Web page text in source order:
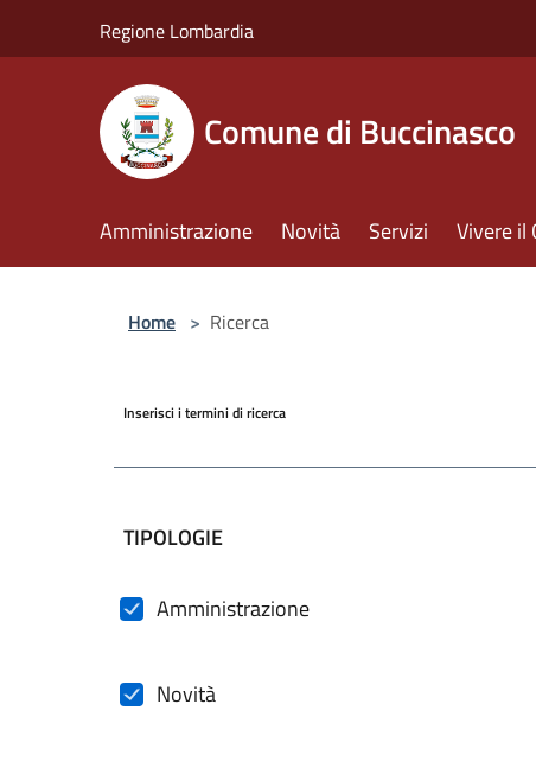
Regione Lombardia
Comune di Buccinasco
Amministrazione Novità Servizi Vivere il
Home > Ricerca
Inserisci i termini di ricerca
filtri da applicare
TIPOLOGIE
Amministrazione
Novità